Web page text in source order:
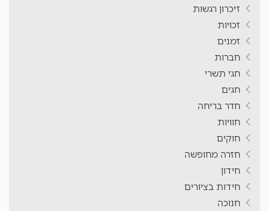
זיכרון רגשות
זכויות
זמנים
חברות
חגי תשרי
חגים
חדר בריחה
חוויות
חוקים
חזרה מחופשה
חידון
חידות בציורים
חנוכה